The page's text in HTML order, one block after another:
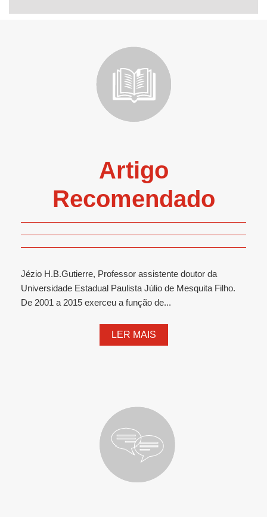
Artigo
Recomendado
Jézio H.B.Gutierre, Professor assistente doutor da
Universidade Estadual Paulista Júlio de Mesquita Filho.
De 2001 a 2015 exerceu a função de...
LER MAIS